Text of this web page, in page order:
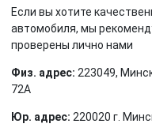
Если вы хотите
автомобиля, мы
проверены лично нами
Физ. адрес: 223049,
72А
Юр. адрес: 220020 г.